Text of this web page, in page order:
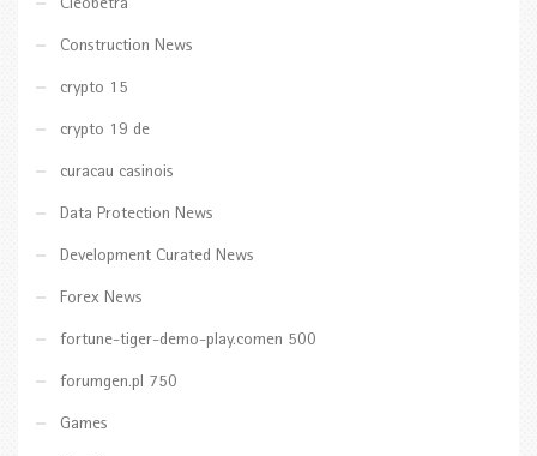
Cleobetra
Construction News
crypto 15
crypto 19 de
curacau casinois
Data Protection News
Development Curated News
Forex News
fortune-tiger-demo-play.comen 500
forumgen.pl 750
Games